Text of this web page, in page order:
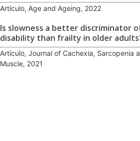
Artículo, Age and Ageing, 2022
Is slowness a better discriminator
disability than frailty in older
Artículo, Journal of Cachexia, Sarcopenia
Muscle, 2021